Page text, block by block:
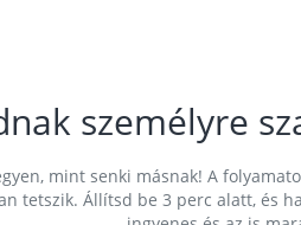
személyre
mint senki másnak! A
tetszik. Állítsd be 3 perc alatt, és